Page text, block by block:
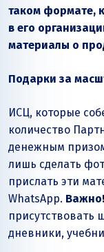
таком формате,
в его
материалы о
Подарки за
ИСЦ, которые
количество
денежным
лишь сделать
прислать эти
WhatsApp. Важно!
присутствовать
дневники,